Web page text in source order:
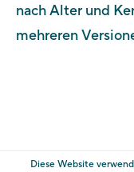
nach Alter und
mehreren
Diese Website